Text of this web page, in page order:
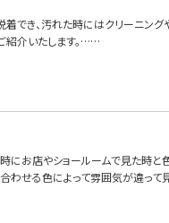
でき、汚れた時にはクリーニング
紹介いたします。……
にお店やショールームで見た時
わせる色によって雰囲気が違って